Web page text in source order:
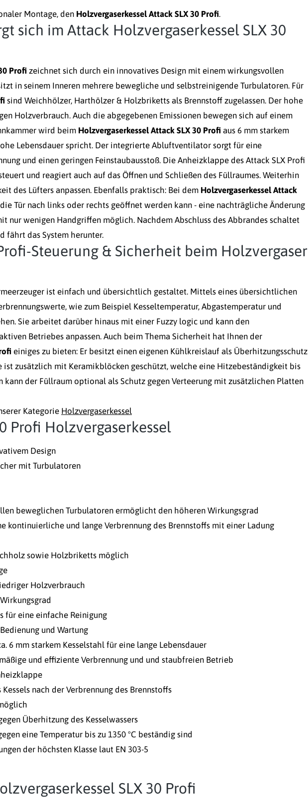
Montage, den Holzvergaserkessel Attack SLX 30 Profi.
sich im Attack Holzvergaserkessel SLX 30
Profi zeichnet sich durch ein innovatives Design mit einem wirkungsvollen
in seinem Inneren mehrere bewegliche und selbstreinigende Turbulatoren. Für
sind Weichhölzer, Harthölzer & Holzbriketts als Brennstoff zugelassen. Der hohe
Holzverbrauch. Auch die abgegebenen Emissionen bewegen sich auf einem
wird beim Holzvergaserkessel Attack SLX 30 Profi aus 6 mm starkem
Lebensdauer spricht. Der integrierte Abluftventilator sorgt für eine
und einen geringen Feinstaubausstoß. Die Anheizklappe des Attack SLX Profi
und reagiert auch auf das Öffnen und Schließen des Füllraumes. Weiterhin
des Lüfters anpassen. Ebenfalls praktisch: Bei dem Holzvergaserkessel Attack
Tür nach links oder rechts geöffnet werden kann - eine nachträgliche Änderung
nur wenigen Handgriffen möglich. Nachdem Abschluss des Abbrandes schaltet
fährt das System herunter.
Steuerung & Sicherheit beim Holzvergaser
ist einfach und übersichtlich gestaltet. Mittels eines übersichtlichen
wie zum Beispiel Kesseltemperatur, Abgastemperatur und
Sie arbeitet darüber hinaus mit einer Fuzzy logic und kann den
Betriebes anpassen. Auch beim Thema Sicherheit hat Ihnen der
einiges zu bieten: Er besitzt einen eigenen Kühlkreislauf als Überhitzungsschutz
ist zusätzlich mit Keramikblöcken geschützt, welche eine Hitzebeständigkeit bis
kann der Füllraum optional als Schutz gegen Verteerung mit zusätzlichen Platten
Kategorie Holzvergaserkessel
Profi Holzvergaserkessel
Design
mit Turbulatoren
beweglichen Turbulatoren ermöglicht den höheren Wirkungsgrad
kontinuierliche und lange Verbrennung des Brennstoffs mit einer Ladung
sowie Holzbriketts möglich
Holzverbrauch
für eine einfache Reinigung
und Wartung
6 mm starkem Kesselstahl für eine lange Lebensdauer
und effiziente Verbrennung und und staubfreien Betrieb
nach der Verbrennung des Brennstoffs
Überhitzung des Kesselwassers
eine Temperatur bis zu 1350 °C beständig sind
der höchsten Klasse laut EN 303-5
SLX 30 Profi